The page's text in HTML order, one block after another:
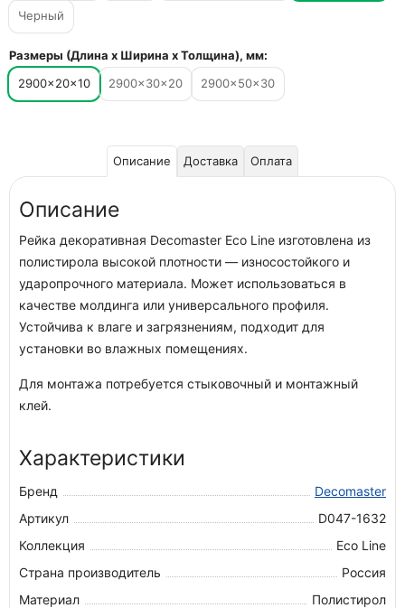
Черный
Размеры (Длина х Ширина х Толщина), мм:
2900×20×10
2900×30×20 2900×50×30
Описание Доставка Оплата
Описание
Рейка декоративная Decomaster Eco Line изготовлена из
полистирола высокой плотности — износостойкого и
ударопрочного материала. Может использоваться в
качестве молдинга или универсального профиля.
Устойчива к влаге и загрязнениям, подходит для
установки во влажных помещениях.
Для монтажа потребуется стыковочный и монтажный
клей.
Характеристики
Бренд
Decomaster
Артикул
D047-1632
Коллекция
Eco Line
Страна производитель
Россия
Материал
Полистирол